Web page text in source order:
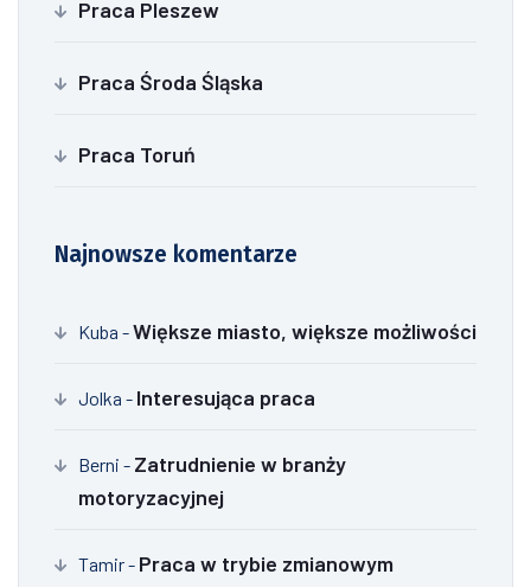
Praca Pleszew
Praca Środa Śląska
Praca Toruń
Najnowsze komentarze
Kuba -Większe miasto, większe możliwości
Jolka - Interesująca praca
Berni - Zatrudnienie w branży
motoryzacyjnej
Tamir- Praca w trybie zmianowym